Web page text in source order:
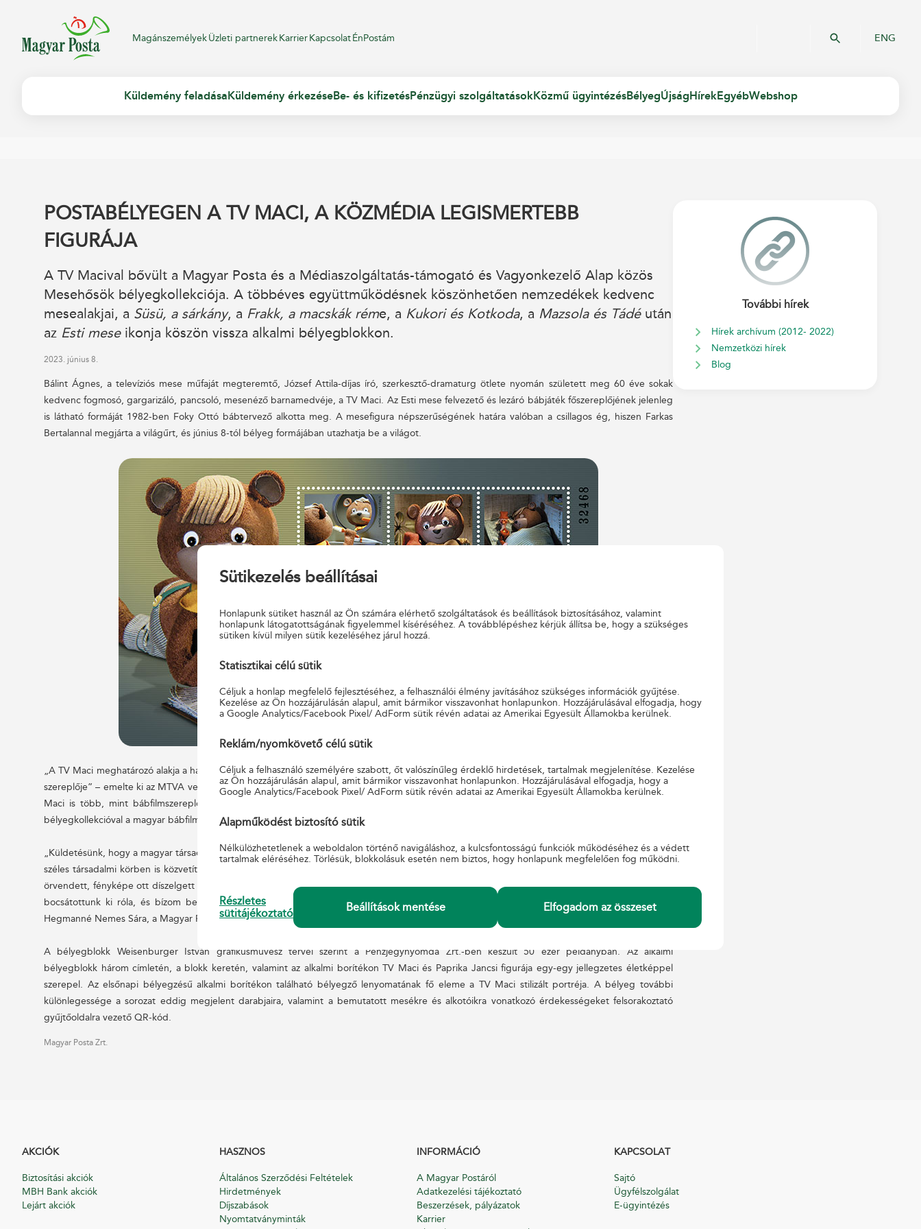
MagánszemélyekÜzleti partnerekKarrierKapcsolatÉnPostám ENG
Küldemény feladása Küldemény érkezéseBe- és kifizetésPénzügyi szolgáltatásokKözmű ügyintézésBélyegÚjság HírekEgyébWebshop
POSTABÉLYEGEN A TV MACI, A KÖZMÉDIA LEGISMERTEBB
FIGURÁJA
A TV Macival bővült a Magyar Posta és a Médiaszolgáltatás-támogató és Vagyonkezelő Alap közös
Mesehősök bélyegkollekciója. A többéves együttműködésnek köszönhetően nemzedékek kedvenc
mesealakjai, a Süsü, a sárkány, a Frakk, a macskák réme, a Kukori és Kotkoda, a Mazsola és Tádéután
az Esti meseikonja köszön vissza alkalmi bélyegblokkon.
2023. június 8.
Bálint Ágnes, a televíziós mese műfaját megteremtő, József Attila-díjas író, szerkesztő-dramaturg ötlete nyomán született meg 60 éve sokak
kedvenc fogmosó, gargarizáló, pancsoló, mesenéző barnamedvéje, a TV Maci. Az Esti mese felvezető és lezáró bábjáték főszereplőjének jelenleg
is látható formáját 1982-ben Foky Ottó bábtervező alkotta meg. A mesefigura népszerűségének határa valóban a csillagos ég, hiszen Farkas
Bertalannal megjárta a világűrt, és június 8-tól bélyeg formájában utazhatja be a világot.
„A TV Maci meghatározó alakja a hazai televíziózásnak. A szerethető medve figurája generációkat köt össze, sokak gyermekkorának feledhetetlen
szereplője” – emelte ki az MTVA vezérigazgatója. Papp Dániel hangsúlyozta, ahogyan a korábbi bélyegblokkokon megjelenő szereplők, úgy a TV
Maci is több, mint bábfilmszereplő: ő része a televíziós kultúránknak, és ezt az örökséget hivatott továbbvinni a közmédia. „A Mesehősök
bélyegkollekcióval a magyar bábfilmkészítés hagyományai előtt is tisztelgünk” – tette hozzá.
„Küldetésünk, hogy a magyar társadalom számára fontos értékeknek, múltunk emlékeinek, eseményeinek bélyegen is emléket állítsunk, eképpen
széles társadalmi körben is közvetítsük azokat. A TV Maci évtizedeken át a magyar családok mindennapjainak része volt, óriási népszerűségnek
örvendett, fényképe ott díszelgett a kor játékain és a képeslapokon is. Nagyszüleink, szüleink gyermekkorát idézi fel. Ma pedig alkalmi bélyeget
bocsátottunk ki róla, és bízom benne, hogy sokan vásárolják majd meg gyermekeiknek, vagy csak úgy maguknak, emlékbe.” – fejtette ki
Hegmanné Nemes Sára, a Magyar Posta Zrt. igazgatóságának alelnöke.
A bélyegblokk Weisenburger István grafikusművész tervei szerint a Pénzjegynyomda Zrt.-ben készült 50 ezer példányban. Az alkalmi
bélyegblokk három címletén, a blokk keretén, valamint az alkalmi borítékon TV Maci és Paprika Jancsi figurája egy-egy jellegzetes életképpel
szerepel. Az elsőnapi bélyegzésű alkalmi borítékon található bélyegző lenyomatának fő eleme a TV Maci stilizált portréja. A bélyeg további
különlegessége a sorozat eddig megjelent darabjaira, valamint a bemutatott mesékre és alkotóikra vonatkozó érdekességeket felsorakoztató
gyűjtőoldalra vezető QR-kód.
Magyar Posta Zrt.
További hírek
Hírek archívum (2012- 2022)
Nemzetközi hírek
Blog
Sütikezelés beállításai
Honlapunk sütiket használ az Ön számára elérhető szolgáltatások és beállítások biztosításához, valamint
honlapunk látogatottságának figyelemmel kíséréséhez. A továbblépéshez kérjük állítsa be, hogy a szükséges
sütiken kívül milyen sütik kezeléséhez járul hozzá.
Statisztikai célú sütik
Céljuk a honlap megfelelő fejlesztéséhez, a felhasználói élmény javításához szükséges információk gyűjtése.
Kezelése az Ön hozzájárulásán alapul, amit bármikor visszavonhat honlapunkon. Hozzájárulásával elfogadja, hogy
a Google Analytics/Facebook Pixel/ AdForm sütik révén adatai az Amerikai Egyesült Államokba kerülnek.
Reklám/nyomkövető célú sütik
Céljuk a felhasználó személyére szabott, őt valószínűleg érdeklő hirdetések, tartalmak megjelenítése. Kezelése
az Ön hozzájárulásán alapul, amit bármikor visszavonhat honlapunkon. Hozzájárulásával elfogadja, hogy a
Google Analytics/Facebook Pixel/ AdForm sütik révén adatai az Amerikai Egyesült Államokba kerülnek.
Alapműködést biztosító sütik
Nélkülözhetetlenek a weboldalon történő navigáláshoz, a kulcsfontosságú funkciók működéséhez és a védett
tartalmak eléréséhez. Törlésük, blokkolásuk esetén nem biztos, hogy honlapunk megfelelően fog működni.
Részletes
sütitájékoztató
Beállítások mentése Elfogadom az összeset
AKCIÓK
Biztosítási akciók
MBH Bank akciók
Lejárt akciók
HASZNOS
Általános Szerződési Feltételek
Hirdetmények
Díjszabások
Nyomtatványminták
INFORMÁCIÓ
A Magyar Postáról
Adatkezelési tájékoztató
Beszerzések, pályázatok
Karrier
KAPCSOLAT
Sajtó
Ügyfélszolgálat
E-ügyintézés